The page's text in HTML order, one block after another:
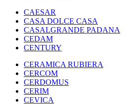
CAESAR
CASA DOLCE CASA
CASALGRANDE PADANA
CEDAM
CENTURY
CERAMICA RUBIERA
CERCOM
CERDOMUS
CERIM
CEVICA